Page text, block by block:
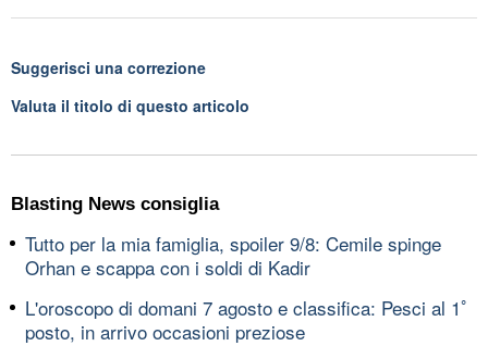
Suggerisci una correzione
Valuta il titolo di questo articolo
Blasting News consiglia
Tutto per la mia famiglia, spoiler 9/8: Cemile spinge
Orhan e scappa con i soldi di Kadir
L'oroscopo di domani 7 agosto e classifica: Pesci al 1ﾟ
posto, in arrivo occasioni preziose